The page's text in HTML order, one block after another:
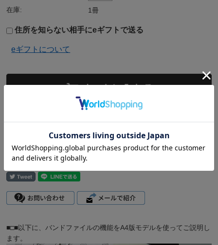
在庫: 1冊
住所を知らない相手にeギフトで送る
eギフトについて
返品についての詳細はこちら
4.1 (21件)
■□■以下に、バンドファイルの機能をA4版モデルを使ってご説明し
ます。